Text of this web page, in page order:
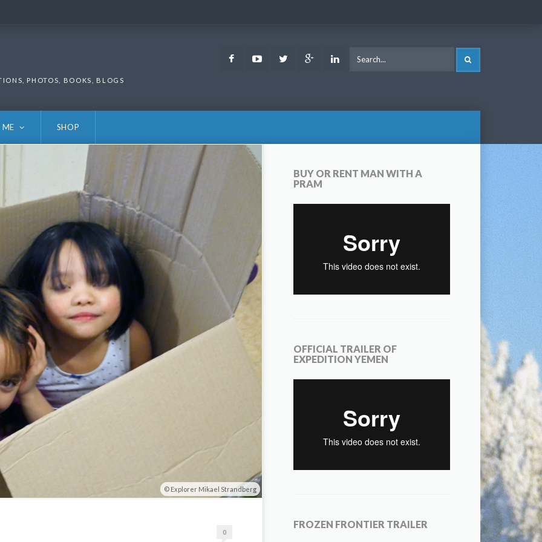
PHOTOS, BOOKS, BLOGS
FacebookYoutubeTwitter Google LinkedIn
SHOP
Explorer Mikael Strandberg
0
BUY OR RENT MAN WITH A
PRAM
OFFICIAL TRAILER OF
EXPEDITION YEMEN
FROZEN FRONTIER TRAILER